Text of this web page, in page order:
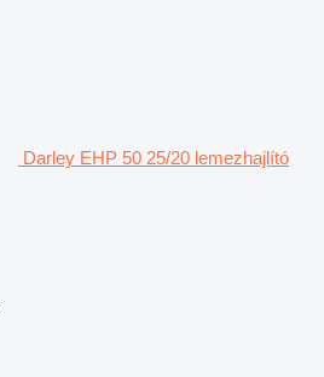
Darley EHP 50 25/20 lemezhajlító